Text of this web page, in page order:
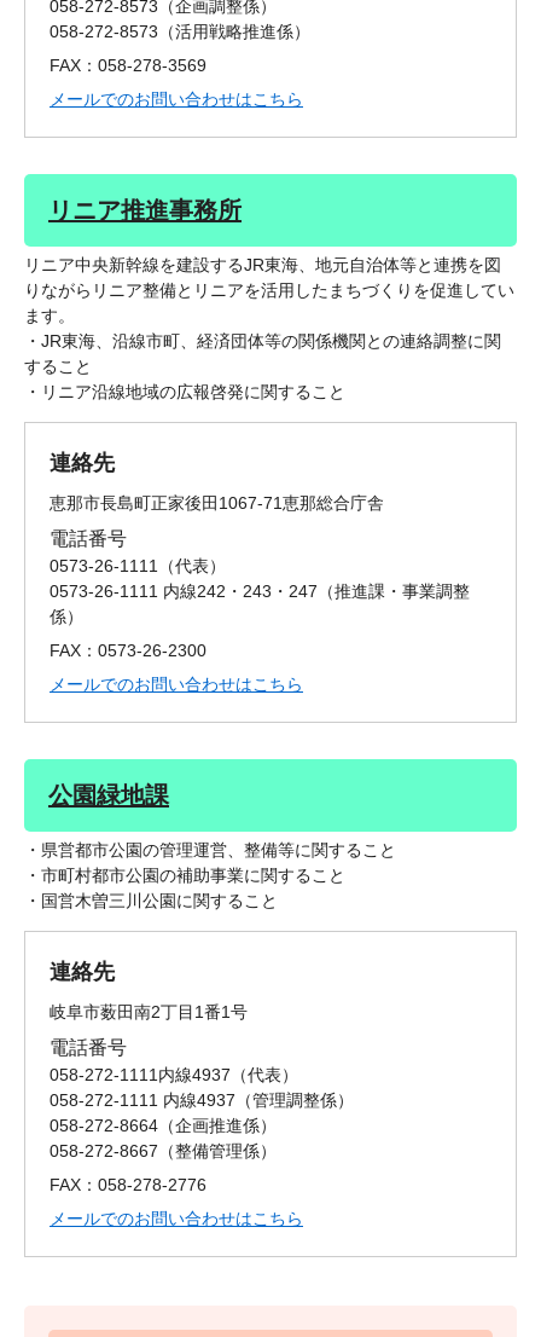
058-272-8573
企画調整係
058-272-8573
活用戦略推進係
FAX：058-278-3569
メールでのお問い合わせはこちら
リニア推進事務所
リニア中央新幹線を建設するJR東海、地元自治体等と連携を図
りながらリニア整備とリニアを活用したまちづくりを促進してい
ます。
・JR東海、沿線市町、経済団体等の関係機関との連絡調整に関
すること
・リニア沿線地域の広報啓発に関すること
連絡先
恵那市長島町正家後田1067-71恵那総合庁舎
電話番号
0573-26-1111
代表
0573-26-1111 内線242・243・247
推進課・事業調整
係
FAX：0573-26-2300
メールでのお問い合わせはこちら
公園緑地課
・県営都市公園の管理運営、整備等に関すること
・市町村都市公園の補助事業に関すること
・国営木曽三川公園に関すること
連絡先
岐阜市薮田南2丁目1番1号
電話番号
058-272-1111内線4937
代表
058-272-1111 内線4937
管理調整係
058-272-8664
企画推進係
058-272-8667
整備管理係
FAX：058-278-2776
メールでのお問い合わせはこちら